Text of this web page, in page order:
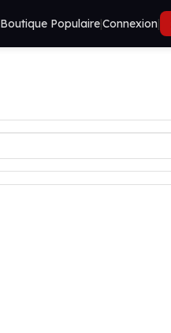
Boutique Populaire|Connexion|